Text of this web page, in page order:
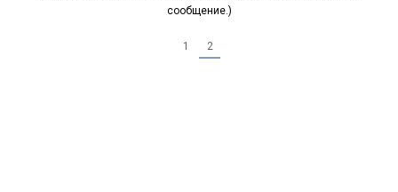
сообщение.)
1 2